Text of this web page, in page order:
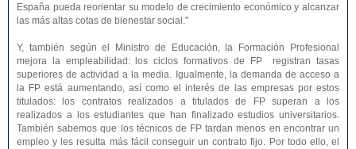
España pueda reorientar su modelo de crecimiento económico y alcanzar
las más altas cotas de bienestar social."
Y, también según el Ministro de Educación, la Formación Profesional
mejora la empleabilidad: los ciclos formativos de FP registran tasas
superiores de actividad a la media. Igualmente, la demanda de acceso a
la FP está aumentando, así como el interés de las empresas por estos
titulados: los contratos realizados a titulados de FP superan a los
realizados a los estudiantes que han finalizado estudios universitarios.
También sabemos que los técnicos de FP tardan menos en encontrar un
empleo y les resulta más fácil conseguir un contrato fijo. Por todo ello, el